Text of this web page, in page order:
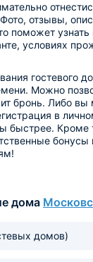
отзывы,
поможет
условиях
гостевого
Можно
бронь. Либо вы
в
быстрее. Кроме
бонусы
дома
домов)